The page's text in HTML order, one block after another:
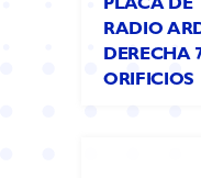
PLACA DE
RADIO
DERECHA
ORIFICIOS